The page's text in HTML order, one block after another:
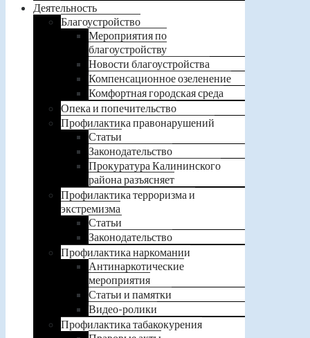
Деятельность
Благоустройство
Мероприятия по
благоустройству
Новости благоустройства
Компенсационное озеленение
Комфортная городская среда
Опека и попечительство
Профилактика правонарушений
Статьи
Законодательство
Прокуратура Калининского
района разъясняет
Профилактика терроризма и
экстремизма
Статьи
Законодательство
Профилактика наркомании
Антинаркотические
мероприятия
Статьи и памятки
Видео-ролики
Профилактика табакокурения